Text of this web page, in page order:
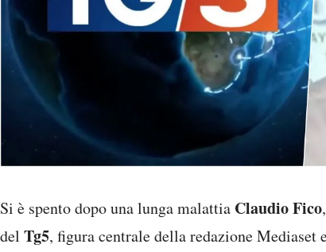
Si è spento dopo una lunga malattia Claudio Fico
del Tg5, figura centrale della redazione Mediaset